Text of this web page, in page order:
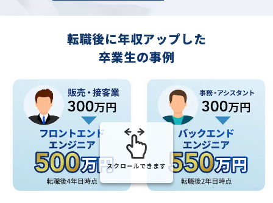
転職後に年収アップした
卒業生の事例
スクロールできます